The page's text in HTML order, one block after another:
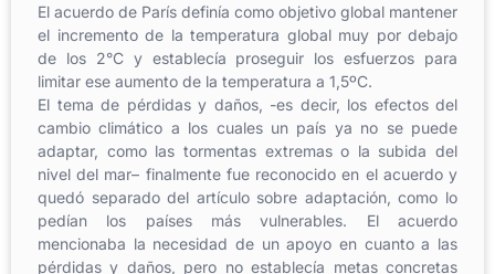
El acuerdo de París definía como objetivo global mantener
el incremento de la temperatura global muy por debajo
de los 2°C y establecía proseguir los esfuerzos para
limitar ese aumento de la temperatura a 1,5ºC.
El tema de pérdidas y daños, -es decir, los efectos del
cambio climático a los cuales un país ya no se puede
adaptar, como las tormentas extremas o la subida del
nivel del mar– finalmente fue reconocido en el acuerdo y
quedó separado del artículo sobre adaptación, como lo
pedían los países más vulnerables. El acuerdo
mencionaba la necesidad de un apoyo en cuanto a las
pérdidas y daños, pero no establecía metas concretas